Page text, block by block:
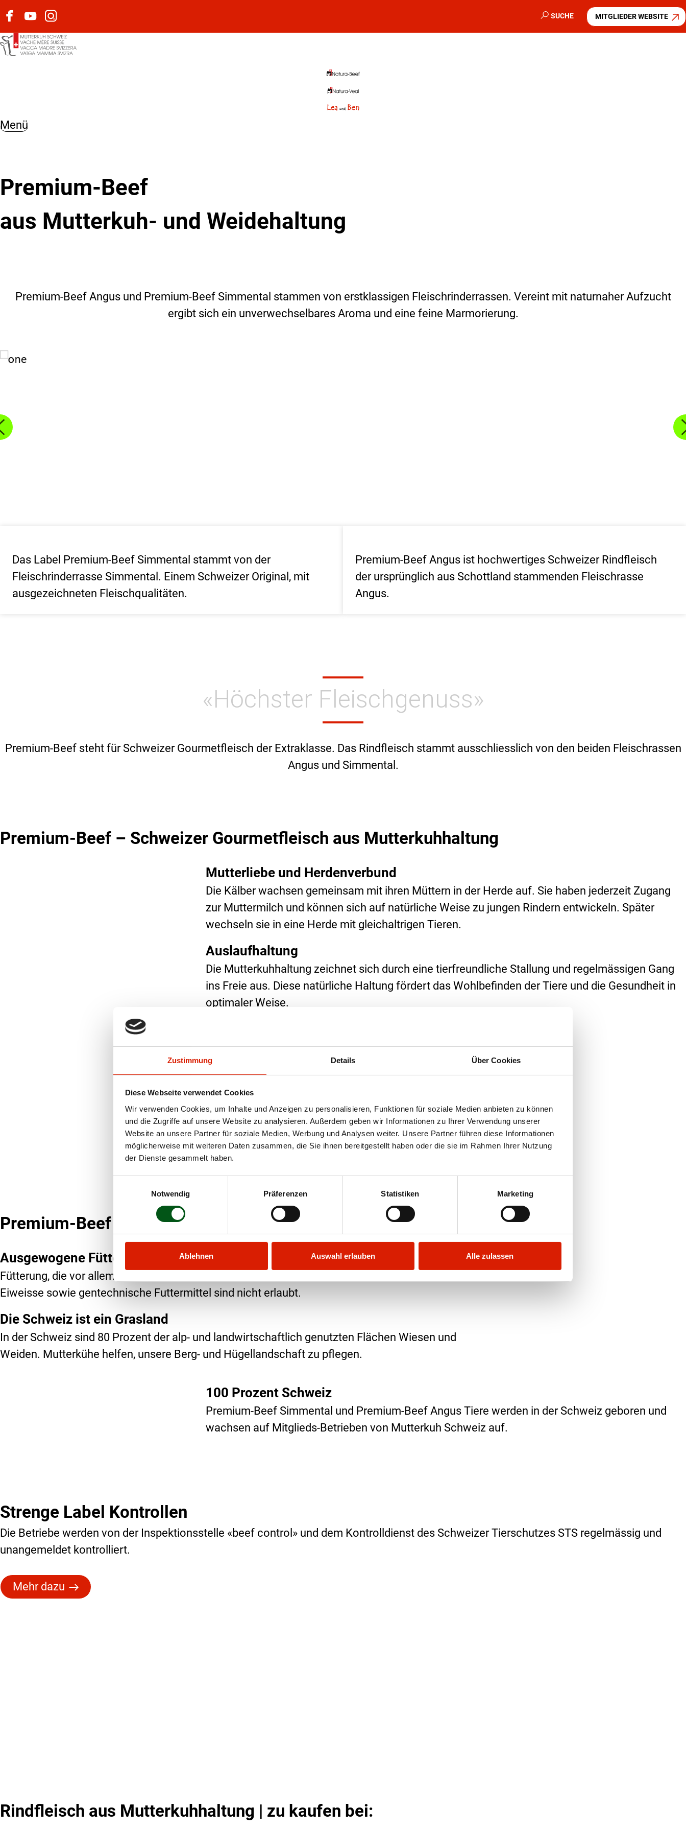
Zustimmung Details Über Cookies
Diese Webseite verwendet Cookies
Wir verwenden Cookies, um Inhalte und Anzeigen zu personalisieren, Funktionen für soziale Medien anbieten zu können
und die Zugriffe auf unsere Website zu analysieren. Außerdem geben wir Informationen zu Ihrer Verwendung unserer
Website an unsere Partner für soziale Medien, Werbung und Analysen weiter. Unsere Partner führen diese Informationen
möglicherweise mit weiteren Daten zusammen, die Sie ihnen bereitgestellt haben oder die sie im Rahmen Ihrer Nutzung
der Dienste gesammelt haben.
Notwendig
Präferenzen Statistiken Marketing
Ablehnen Auswahl erlauben Alle zulassen
SUCHE MITGLIEDER WEBSITE
Menü
Premium-Beef
aus Mutterkuh- und Weidehaltung
Premium-Beef Angus und Premium-Beef Simmental stammen von erstklassigen Fleischrinderrassen. Vereint mit naturnaher Aufzucht
ergibt sich ein unverwechselbares Aroma und eine feine Marmorierung.
Das Label Premium-Beef Simmental stammt von der
Fleischrinderrasse Simmental. Einem Schweizer Original, mit
ausgezeichneten Fleischqualitäten.
Premium-Beef Angus ist hochwertiges Schweizer Rindfleisch
der ursprünglich aus Schottland stammenden Fleischrasse
Angus.
«Höchster Fleischgenuss»
Premium-Beef steht für Schweizer Gourmetfleisch der Extraklasse. Das Rindfleisch stammt ausschliesslich von den beiden Fleischrassen
Angus und Simmental.
Premium-Beef – Schweizer Gourmetfleisch aus Mutterkuhhaltung
Mutterliebe und Herdenverbund
Die Kälber wachsen gemeinsam mit ihren Müttern in der Herde auf. Sie haben jederzeit Zugang
zur Muttermilch und können sich auf natürliche Weise zu jungen Rindern entwickeln. Später
wechseln sie in eine Herde mit gleichaltrigen Tieren.
Auslaufhaltung
Die Mutterkuhhaltung zeichnet sich durch eine tierfreundliche Stallung und regelmässigen Gang
ins Freie aus. Diese natürliche Haltung fördert das Wohlbefinden der Tiere und die Gesundheit in
optimaler Weise.
Premium-Beef – verantwortungsvolle Fleischproduktion
Ausgewogene Fütterung
Fütterung, die vor allem aus Gras und Heu besteht. Wachstumsfördernde Zusatzstoffe, tierische
Eiweisse sowie gentechnische Futtermittel sind nicht erlaubt.
Die Schweiz ist ein Grasland
In der Schweiz sind 80 Prozent der alp- und landwirtschaftlich genutzten Flächen Wiesen und
Weiden. Mutterkühe helfen, unsere Berg- und Hügellandschaft zu pflegen.
100 Prozent Schweiz
Premium-Beef Simmental und Premium-Beef Angus Tiere werden in der Schweiz geboren und
wachsen auf Mitglieds-Betrieben von Mutterkuh Schweiz auf.
Strenge Label Kontrollen
Die Betriebe werden von der Inspektionsstelle «beef control» und dem Kontrolldienst des Schweizer Tierschutzes STS regelmässig und
unangemeldet kontrolliert.
Mehr dazu
Rindfleisch aus Mutterkuhhaltung | zu kaufen bei: